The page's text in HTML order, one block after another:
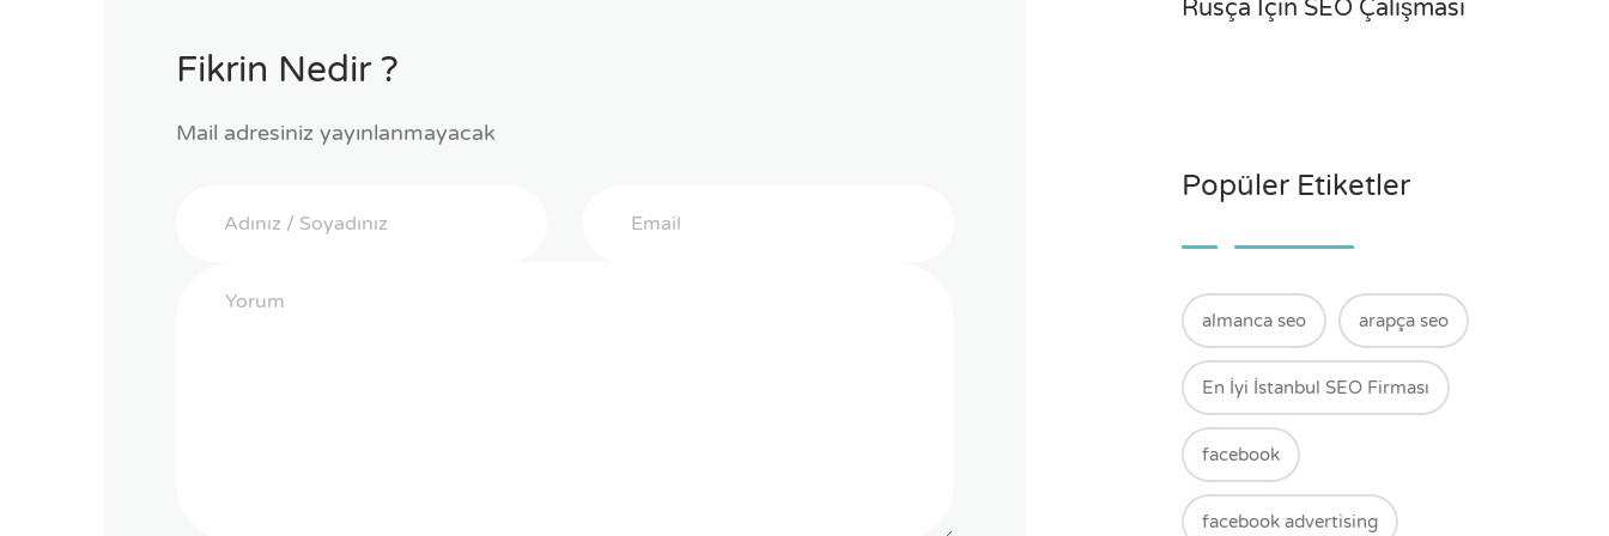
Fikrin Nedir ?
Mail adresiniz yayınlanmayacak
Rusça İçin SEO Çalışması
Popüler Etiketler
almanca seo arapça seo
En İyi İstanbul SEO Firması
facebook
facebook advertising